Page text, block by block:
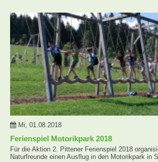
Mi, 01.08.2018
Ferienspiel Motorikpark 2018
Für die Aktion 2. Pittener Ferienspiel 2018
Naturfreunde einen Ausflug in den Motorikpark in